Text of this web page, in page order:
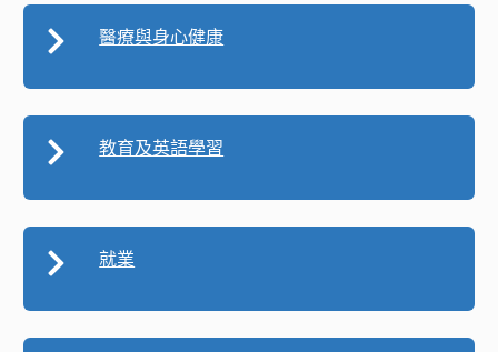
醫療與身心健康
教育及英語學習
就業